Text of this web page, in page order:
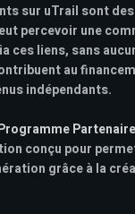
sur uTrail sont
percevoir une
ces liens, sans
au
indépendants.
conçu pour
grâce à la